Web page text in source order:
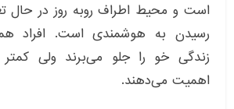
است و محیط اطراف روبه روز در حال
رسیدن به هوشمندی است. افراد
زندگی خو را جلو می‌برند ولی
اهمیت می‌دهند.